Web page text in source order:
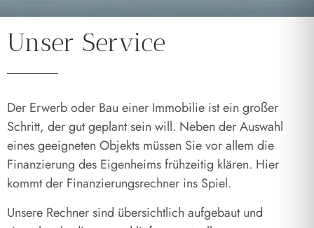
Unser Service
Der Erwerb oder Bau einer Immobilie ist ein großer
Schritt, der gut geplant sein will. Neben der Auswahl
eines geeigneten Objekts müssen Sie vor allem die
Finanzierung des Eigenheims frühzeitig klären. Hier
kommt der Finanzierungsrechner ins Spiel.
Unsere Rechner sind übersichtlich aufgebaut und